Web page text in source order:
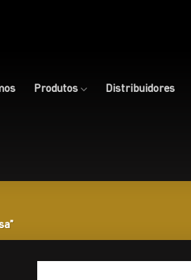
Produtos Distribuidores